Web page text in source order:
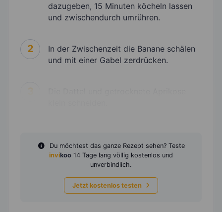
dazugeben, 15 Minuten köcheln lassen
und zwischendurch umrühren.
2
In der Zwischenzeit die Banane schälen
und mit einer Gabel zerdrücken.
Du möchtest das ganze Rezept sehen? Teste
invikoo 14 Tage lang völlig kostenlos und
unverbindlich.
Jetzt kostenlos testen